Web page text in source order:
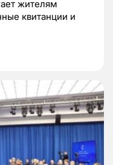
жителям
квитанции и